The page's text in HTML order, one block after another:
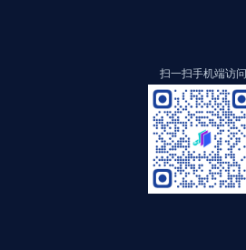
扫一扫手机端访问